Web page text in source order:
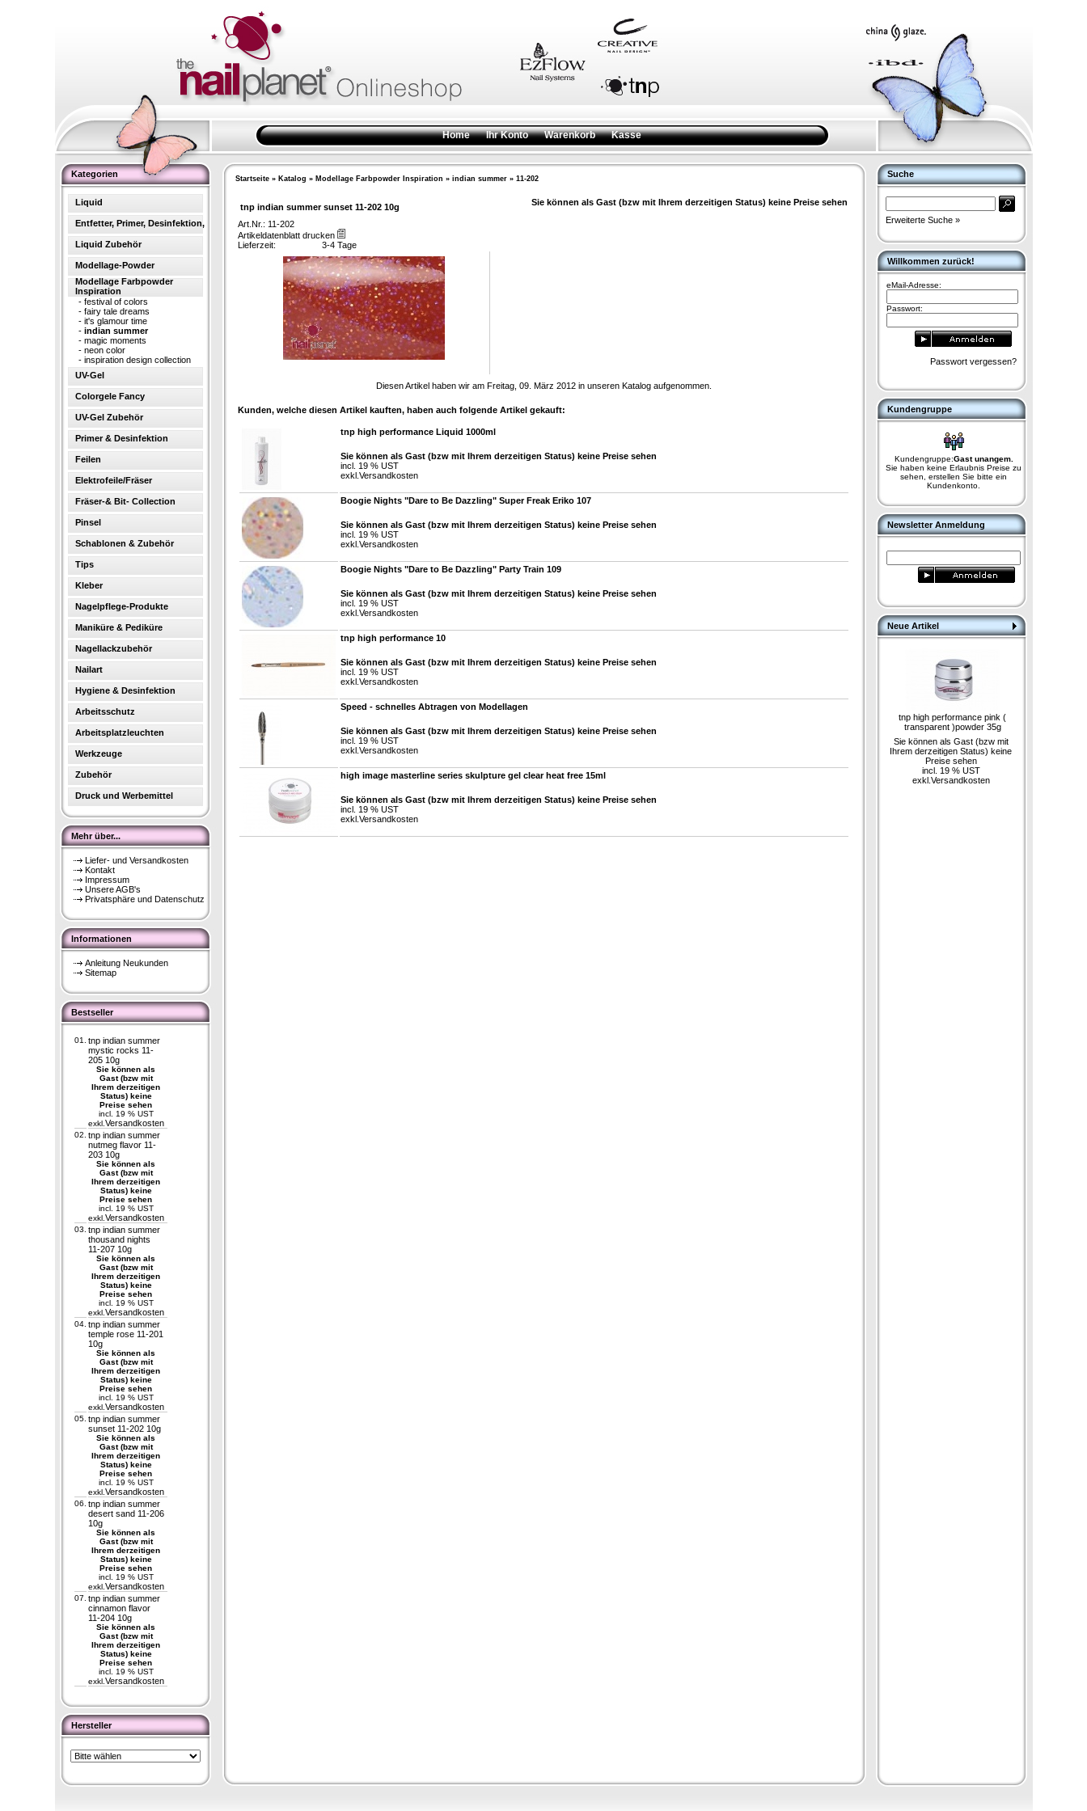
Home Ihr Konto Warenkorb Kasse
Kategorien
Liquid
Entfetter, Primer, Desinfektion,
Liquid Zubehör
Modellage-Powder
Modellage Farbpowder
Inspiration
- festival of colors
- fairy tale dreams
- it's glamour time
- indian summer
- magic moments
- neon color
- inspiration design collection
UV-Gel
Colorgele Fancy
UV-Gel Zubehör
Primer & Desinfektion
Feilen
Elektrofeile/Fräser
Fräser-& Bit- Collection
Pinsel
Schablonen & Zubehör
Tips
Kleber
Nagelpflege-Produkte
Maniküre & Pediküre
Nagellackzubehör
Nailart
Hygiene & Desinfektion
Arbeitsschutz
Arbeitsplatzleuchten
Werkzeuge
Zubehör
Druck und Werbemittel
Mehr über...
Liefer- und Versandkosten
Kontakt
Impressum
Unsere AGB's
Privatsphäre und Datenschutz
Informationen
Anleitung Neukunden
Sitemap
Bestseller
01.
tnp indian summer
mystic rocks 11-
205 10g
Sie können als
Gast (bzw mit
Ihrem derzeitigen
Status) keine
Preise sehen
incl. 19 % UST
exkl. Versandkosten
02. tnp indian summer
nutmeg flavor 11-
203 10g
Sie können als
Gast (bzw mit
Ihrem derzeitigen
Status) keine
Preise sehen
incl. 19 % UST
exkl. Versandkosten
03. tnp indian summer
thousand nights
11-207 10g
Sie können als
Gast (bzw mit
Ihrem derzeitigen
Status) keine
Preise sehen
incl. 19 % UST
exkl. Versandkosten
04. tnp indian summer
temple rose 11-201
10g
Sie können als
Gast (bzw mit
Ihrem derzeitigen
Status) keine
Preise sehen
incl. 19 % UST
exkl. Versandkosten
05. tnp indian summer
sunset 11-202 10g
Sie können als
Gast (bzw mit
Ihrem derzeitigen
Status) keine
Preise sehen
incl. 19 % UST
exkl. Versandkosten
06. tnp indian summer
desert sand 11-206
10g
Sie können als
Gast (bzw mit
Ihrem derzeitigen
Status) keine
Preise sehen
incl. 19 % UST
exkl. Versandkosten
07. tnp indian summer
cinnamon flavor
11-204 10g
Sie können als
Gast (bzw mit
Ihrem derzeitigen
Status) keine
Preise sehen
incl. 19 % UST
exkl. Versandkosten
Hersteller
Startseite» Katalog » Modellage Farbpowder Inspiration » indian summer» 11-202
tnp indian summer sunset 11-202 10g Sie können als Gast (bzw mit Ihrem derzeitigen Status) keine Preise sehen
Art.Nr.: 11-202
Artikeldatenblatt drucken
Lieferzeit:
3-4 Tage
Diesen Artikel haben wir am Freitag, 09. März 2012 in unseren Katalog aufgenommen.
Kunden, welche diesen Artikel kauften, haben auch folgende Artikel gekauft:
tnp high performance Liquid 1000ml
Sie können als Gast (bzw mit Ihrem derzeitigen Status) keine Preise sehen
incl. 19 % UST
exkl. Versandkosten
Boogie Nights "Dare to Be Dazzling" Super Freak Eriko 107
Sie können als Gast (bzw mit Ihrem derzeitigen Status) keine Preise sehen
incl. 19 % UST
exkl. Versandkosten
Boogie Nights "Dare to Be Dazzling" Party Train 109
Sie können als Gast (bzw mit Ihrem derzeitigen Status) keine Preise sehen
incl. 19 % UST
exkl. Versandkosten
tnp high performance 10
Sie können als Gast (bzw mit Ihrem derzeitigen Status) keine Preise sehen
incl. 19 % UST
exkl. Versandkosten
Speed - schnelles Abtragen von Modellagen
Sie können als Gast (bzw mit Ihrem derzeitigen Status) keine Preise sehen
incl. 19 % UST
exkl. Versandkosten
high image masterline series skulpture gel clear heat free 15ml
Sie können als Gast (bzw mit Ihrem derzeitigen Status) keine Preise sehen
incl. 19 % UST
exkl. Versandkosten
Suche
Erweiterte Suche »
Willkommen zurück!
eMail-Adresse:
Passwort:
Passwort vergessen?
Kundengruppe
Kundengruppe:Gast unangem.
Sie haben keine Erlaubnis Preise zu
sehen, erstellen Sie bitte ein
Kundenkonto.
Newsletter Anmeldung
Neue Artikel
tnp high performance pink (
transparent )powder 35g
Sie können als Gast (bzw mit
Ihrem derzeitigen Status) keine
Preise sehen
incl. 19 % UST
exkl. Versandkosten